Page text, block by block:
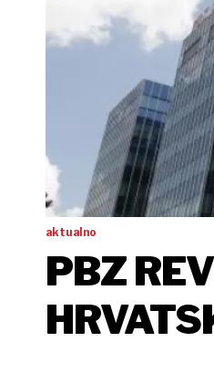
aktualno
PBZ